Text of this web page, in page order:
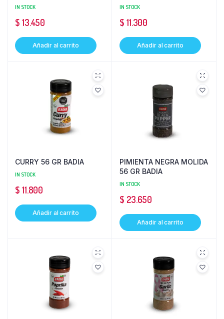
IN STOCK
$ 13.450
Añadir al carrito
IN STOCK
$ 11.300
Añadir al carrito
CURRY 56 GR BADIA
IN STOCK
$ 11.800
Añadir al carrito
PIMIENTA NEGRA MOLIDA
56 GR BADIA
IN STOCK
$ 23.650
Añadir al carrito